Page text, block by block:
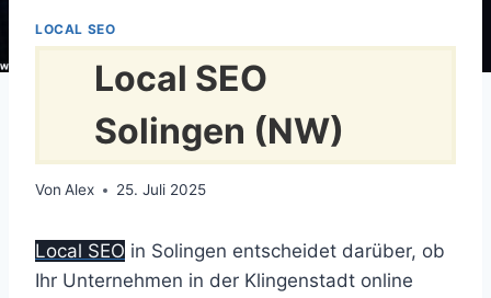
LOCAL SEO
Local SEO
Solingen (NW)
Von Alex 25. Juli 2025
Local SEO in Solingen entscheidet darüber, ob
Ihr Unternehmen in der Klingenstadt online